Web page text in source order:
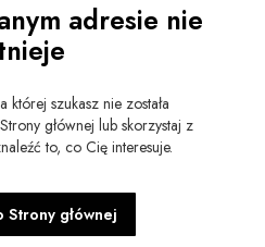
adresie nie
której szukasz nie została
głównej lub skorzystaj z
to, co Cię interesuje.
Strony głównej